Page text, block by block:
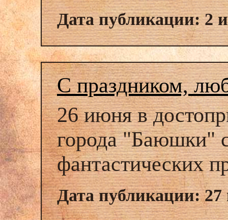
Дата публикации: 2
С праздником,
26 июня в
города "Баюшки"
фантастических
Дата публикации: